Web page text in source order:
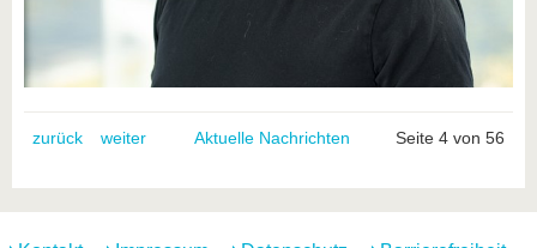
zurück weiter Aktuelle Nachrichten Seite 4 von 56